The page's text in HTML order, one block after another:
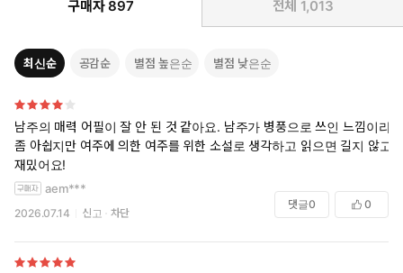
구매자 897 전체 1,013
최신순 공감순 별점 높은순 별점 낮은순
남주의 매력 어필이 잘 안 된 것 같아요. 남주가 병풍으로 쓰인 느낌이라
좀 아쉽지만 여주에 의한 여주를 위한 소설로 생각하고 읽으면 길지 않고
재밌어요!
aem***
2026.07.14 신고 차단
댓글0 0